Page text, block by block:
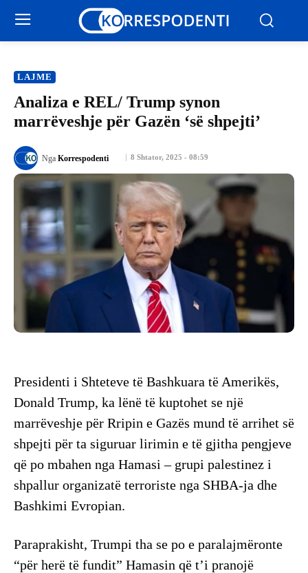
LAJME
Analiza e REL/ Trump synon
marrëveshje për Gazën ‘së shpejti’
8 Shtator, 2025 - 08:59
Nga Korrespodenti
Presidenti i Shteteve të Bashkuara të Amerikës,
Donald Trump, ka lënë të kuptohet se një
marrëveshje për Rripin e Gazës mund të arrihet së
shpejti për ta siguruar lirimin e të gjitha pengjeve
që po mbahen nga Hamasi – grupi palestinez i
shpallur organizatë terroriste nga SHBA-ja dhe
Bashkimi Evropian.
Paraprakisht, Trumpi tha se po e paralajmëronte
“për herë të fundit” Hamasin që t’i pranojë